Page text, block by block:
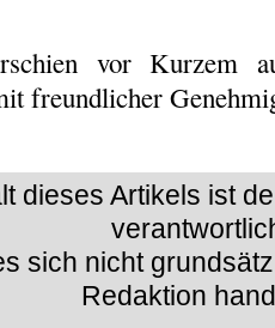
vor Kurzem
freundlicher
dieses Artikels ist
sich nicht
Redaktion